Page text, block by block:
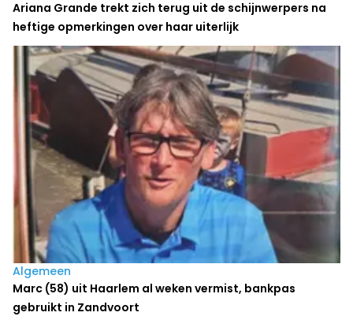
Ariana Grande trekt zich terug uit de schijnwerpers na
heftige opmerkingen over haar uiterlijk
Algemeen
Marc (58) uit Haarlem al weken vermist, bankpas
gebruikt in Zandvoort